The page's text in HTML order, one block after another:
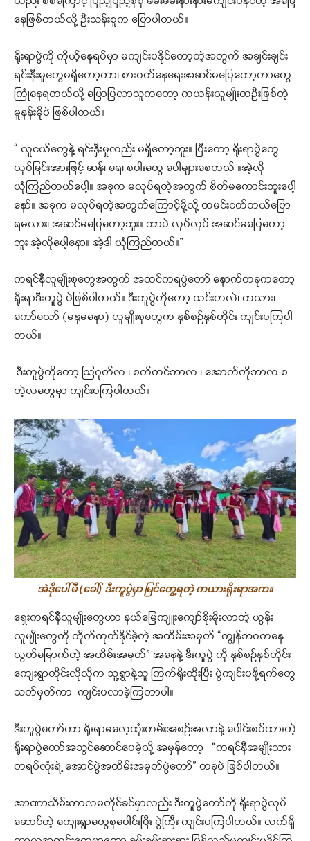
နေဖြစ်တယ်လို့ ဦးသန်းစူက ပြောပါတယ်။
ရိုးရာပွဲကို ကိုယ့်နေရပ်မှာ မကျင်းပနိုင်တော့တဲ့အတွက် အချင်းချင်း
ရင်းနှီးမှုတွေမရှိတော့တာ၊ စားဝတ်နေရေးအဆင်မပြေတော့တာတွေ
ကြုံနေရတယ်လို့ ပြောပြလာသူကတော့ ကယန်းလူမျိုးတဦးဖြစ်တဲ့
မူနန်းမိုပဲ ဖြစ်ပါတယ်။
“ လူငယ်တွေနဲ့ ရင်းနှီးမှုလည်း မရှိတော့ဘူး။ ပြီးတော့ ရိုးရာပွဲတွေ
လုပ်ခြင်းအားဖြင့် ဆန်၊ ရေ၊ စပါးတွေ ပေါများစေတယ် ။အဲ့လို
ယုံကြည်တယ်ပေါ့။ အခုက မလုပ်ရတဲ့အတွက် စိတ်မကောင်းဘူးပေါ့
နော်။ အခုက မလုပ်ရတဲ့အတွက်ကြောင့်မို့လို့ ထမင်းငတ်တယ်ပြော
ရမလား၊ အဆင်မပြေတော့ဘူး။ ဘာပဲ လုပ်လုပ် အဆင်မပြေတော့
ဘူး အဲ့လိုပေါ့နော။ အဲ့ဒါ ယုံကြည်တယ်။”
ကရင်နီလူမျိုးစုတွေအတွက် အထင်ကရပွဲတော် နောက်တခုကတော့
ရိုးရာဒီးကူပွဲ ပဲဖြစ်ပါတယ်။ ဒီးကူပွဲကိုတော့ ယင်းတလဲ၊ ကယား၊
ကော်ယော် (မနုမနော) လူမျိုးစုတွေက နှစ်စဉ်နှစ်တိုင်း ကျင်းပကြပါ
တယ်။
ဒီးကူပွဲကိုတော့ ဩဂုတ်လ ၊ စက်တင်ဘာလ ၊ အောက်တိုဘာလ စ
တဲ့လတွေမှာ ကျင်းပကြပါတယ်။
အဲဒိုပေါ်မီ (ခေါ်) ဒီးကူပွဲမှာ မြင်တွေ့ရတဲ့ ကယားရိုးရာအက။
ရှေးကရင်နီလူမျိုးတွေဟာ နယ်မြေကျူးကျော်စိုးမိုးလာတဲ့ ယွန်း
လူမျိုးတွေကို တိုက်ထုတ်နိုင်ခဲ့တဲ့ အထိမ်းအမှတ် “ကျွန်ဘဝကနေ
လွတ်မြောက်တဲ့ အထိမ်းအမှတ်” အနေနဲ့ ဒီးကူပွဲ ကို နှစ်စဉ်နှစ်တိုင်း
ကျေးရွာတိုင်းလိုလိုက သူ့ရွာနဲ့သူ ကြက်ရိုးထိုးပြီး ပွဲကျင်းပဖို့ရက်တွေ
သတ်မှတ်ကာ ကျင်းပလာခဲ့ကြတာပါ။
ဒီးကူပွဲတော်ဟာ ရိုးရာဓလေ့ထုံးတမ်းအစဉ်အလာနဲ့ ပေါင်းစပ်ထားတဲ့
ရိုးရာပွဲတော်အသွင်ဆောင်ပေမဲ့လို့ အမှန်တော့ “ကရင်နီအမျိုးသား
တရပ်လုံးရဲ့ အောင်ပွဲအထိမ်းအမှတ်ပွဲတော်” တခုပဲ ဖြစ်ပါတယ်။
အာဏာသိမ်းကာလမတိုင်ခင်မှာလည်း ဒီးကူပွဲတော်ကို ရိုးရာပွဲလုပ်
ဆောင်တဲ့ ကျေးရွာတွေစုပေါင်းပြီး ပွဲကြီး ကျင်းပကြပါတယ်။ လက်ရှိ